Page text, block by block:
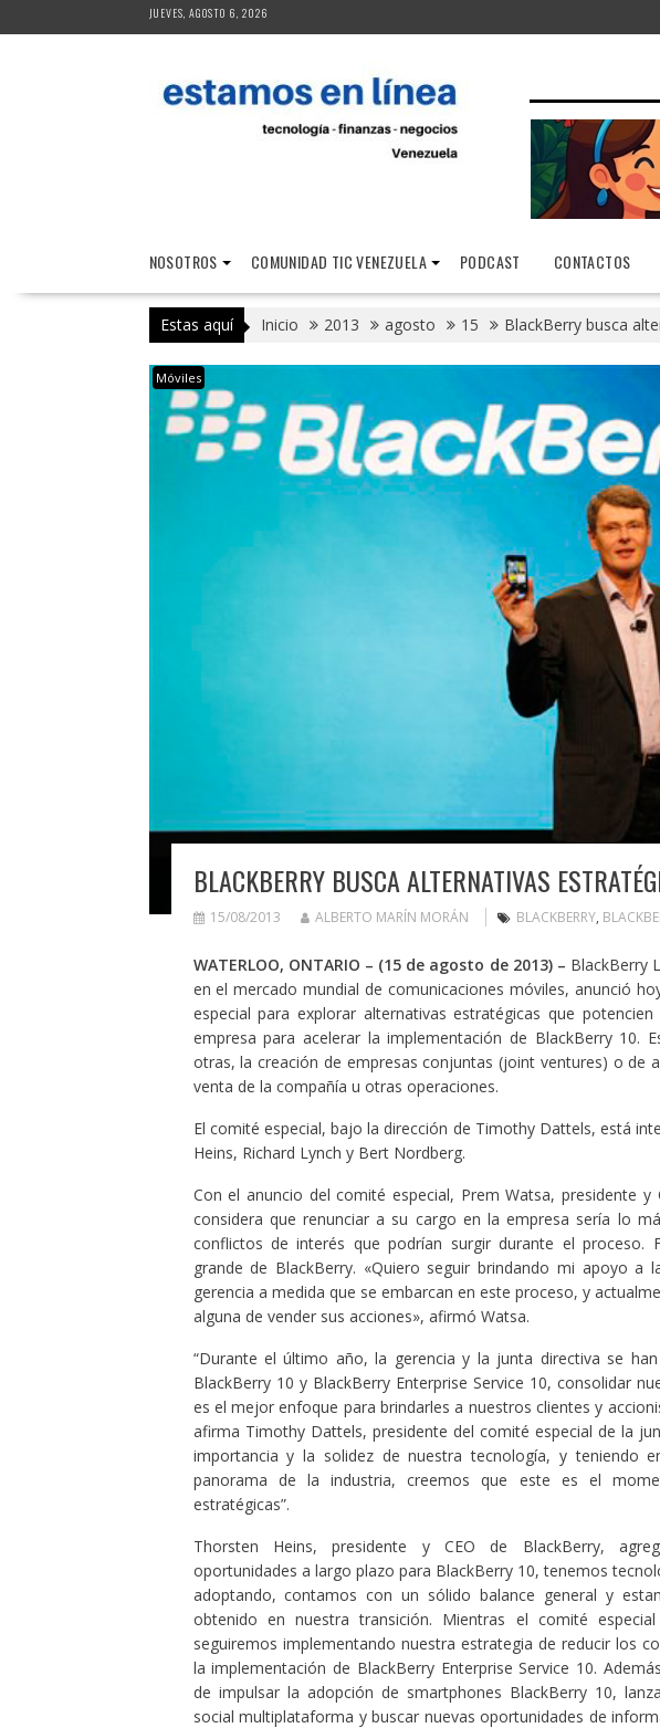
al
JUEVES, AGOSTO 6, 2026
NOSOTROS COMUNIDAD TIC VENEZUELA PODCAST CONTACTOS
Estas aquí Inicio 2013 agosto 15 BlackBerry busca
Móviles
BLACKBERRY BUSCA ALTERNATIVAS
15/08/2013 ALBERTO MARÍN MORÁN BLACKBERRY,
WATERLOO, ONTARIO – (15 de agosto de 2013) – BlackBerry
en el mercado mundial de comunicaciones móviles, anunció
especial para explorar alternativas estratégicas que
empresa para acelerar la implementación de BlackBerry 10.
otras, la creación de empresas conjuntas (joint ventures) o de
venta de la compañía u otras operaciones.
El comité especial, bajo la dirección de Timothy Dattels, está
Heins, Richard Lynch y Bert Nordberg.
Con el anuncio del comité especial, Prem Watsa, presidente y
considera que renunciar a su cargo en la empresa sería lo
conflictos de interés que podrían surgir durante el proceso.
grande de BlackBerry. «Quiero seguir brindando mi apoyo
gerencia a medida que se embarcan en este proceso, y
alguna de vender sus acciones», afirmó Watsa.
“Durante el último año, la gerencia y la junta directiva se
BlackBerry 10 y BlackBerry Enterprise Service 10, consolidar
es el mejor enfoque para brindarles a nuestros clientes y
afirma Timothy Dattels, presidente del comité especial de la
importancia y la solidez de nuestra tecnología, y teniendo
panorama de la industria, creemos que este es el
estratégicas”.
Thorsten Heins, presidente y CEO de BlackBerry,
oportunidades a largo plazo para BlackBerry 10, tenemos
adoptando, contamos con un sólido balance general y
obtenido en nuestra transición. Mientras el comité
seguiremos implementando nuestra estrategia de reducir los
la implementación de BlackBerry Enterprise Service 10.
de impulsar la adopción de smartphones BlackBerry 10,
social multiplataforma y buscar nuevas oportunidades de